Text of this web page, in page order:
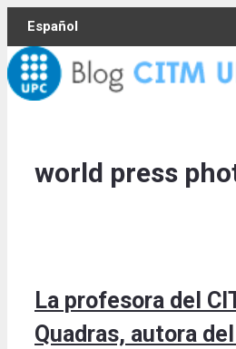
Skip
content
Español
world press
La profesora del
Quadras, autora